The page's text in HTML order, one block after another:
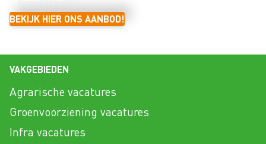
BEKIJK HIER ONS AANBOD!
VAKGEBIEDEN
Agrarische vacatures
Groenvoorziening vacatures
Infra vacatures